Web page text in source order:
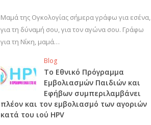
Μαμά της Ογκολογίας σήμερα γράφω για εσένα,
για τη δύναμή σου, για τον αγώνα σου. Γράφω
για τη Νίκη, μαμά…
Blog
Το Εθνικό Πρόγραμμα
Εμβολιασμών Παιδιών και
Εφήβων συμπεριλαμβάνει
πλέον και τον εμβολιασμό των αγοριών
κατά του ιού HPV